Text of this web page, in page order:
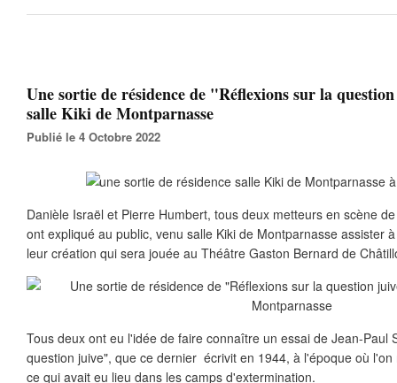
Une sortie de résidence de "Réflexions sur la
salle Kiki de Montparnasse
Publié le 4 Octobre 2022
Danièle Israël et Pierre Humbert, tous deux metteurs en scène
ont expliqué au public, venu salle Kiki de Montparnasse assister
leur création qui sera jouée au Théâtre Gaston Bernard de
Tous deux ont eu l'idée de faire connaître un essai de Jean-Paul
question juive", que ce dernier écrivit en 1944, à l'époque où
ce qui avait eu lieu dans les camps d'extermination.